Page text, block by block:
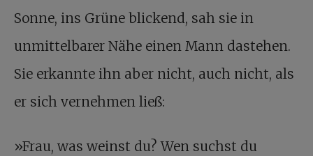
Sonne, ins Grüne blickend, sah sie in
unmittelbarer Nähe einen Mann dastehen.
Sie erkannte ihn aber nicht, auch nicht, als
er sich vernehmen ließ:
»Frau, was weinst du? Wen suchst du